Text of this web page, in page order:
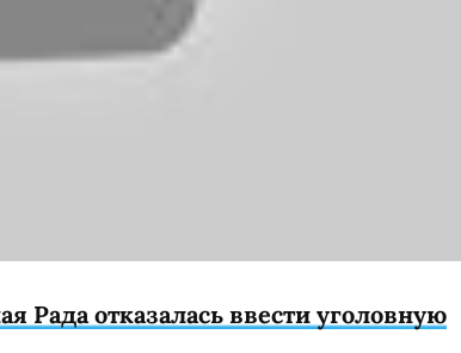
Рада отказалась ввести уголовную